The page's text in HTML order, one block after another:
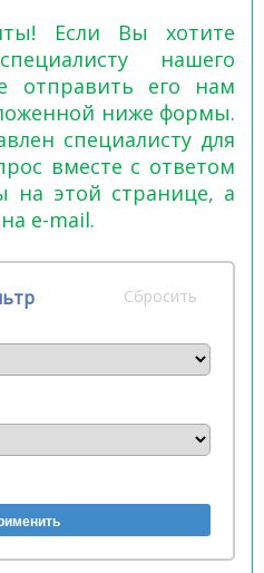
Если Вы хотите
нашего
отправить его нам
ниже формы.
специалисту для
вместе с ответом
на этой странице, а
e-mail.
Сбросить